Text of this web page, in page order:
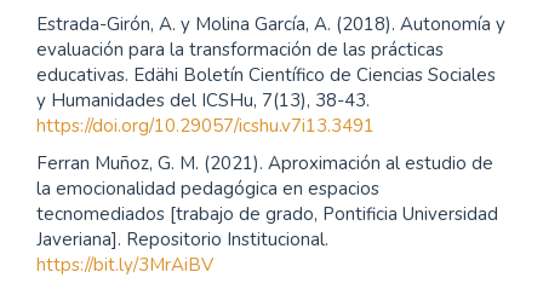
Estrada-Girón, A. y Molina García, A. (2018). Autonomía y
evaluación para la transformación de las prácticas
educativas. Edähi Boletín Científico de Ciencias Sociales
y Humanidades del ICSHu, 7(13), 38-43.
https://doi.org/10.29057/icshu.v7i13.3491
Ferran Muñoz, G. M. (2021). Aproximación al estudio de
la emocionalidad pedagógica en espacios
tecnomediados [trabajo de grado, Pontificia Universidad
Javeriana]. Repositorio Institucional.
https://bit.ly/3MrAiBV